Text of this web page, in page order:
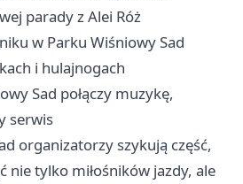
parady z Alei Róż
w Parku Wiśniowy Sad
i hulajnogach
Sad połączy muzykę,
serwis
organizatorzy szykują część,
nie tylko miłośników jazdy, ale